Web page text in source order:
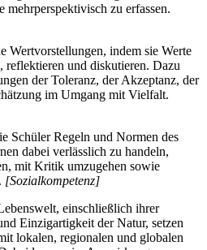
mehrperspektivisch zu erfassen.
Wertvorstellungen, indem sie Werte
reflektieren und diskutieren. Dazu
der Toleranz, der Akzeptanz, der
im Umgang mit Vielfalt.
Schüler Regeln und Normen des
dabei verlässlich zu handeln,
mit Kritik umzugehen sowie
[Sozialkompetenz]
einschließlich ihrer
Einzigartigkeit der Natur, setzen
lokalen, regionalen und globalen